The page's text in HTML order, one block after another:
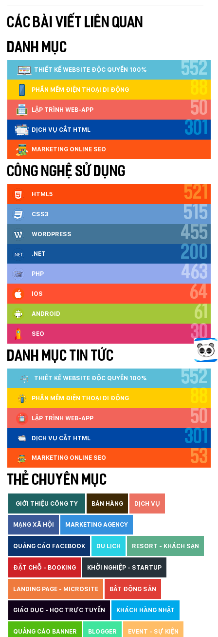
CÁC BÀI VIẾT LIÊN QUAN
DANH MỤC
THIẾT KẾ WEBSITE ĐỘC QUYỀN 100% 552
PHẦN MỀM ĐIỆN THOẠI DI ĐỘNG 88
LẬP TRÌNH WEB-APP 50
DỊCH VỤ CẮT HTML 301
MARKETING ONLINE SEO
CÔNG NGHỆ SỬ DỤNG
HTML5 521
CSS3 515
WORDPRESS 455
.NET 200
PHP 463
IOS 64
ANDROID 61
SEO 30
DANH MỤC TIN TỨC
THIẾT KẾ WEBSITE ĐỘC QUYỀN 100% 552
PHẦN MỀM ĐIỆN THOẠI DI ĐỘNG 88
LẬP TRÌNH WEB-APP 50
DỊCH VỤ CẮT HTML 301
MARKETING ONLINE SEO 53
THẺ CHUYÊN MỤC
GIỚI THIỆU CÔNG TY BÁN HÀNG DỊCH VỤ
MẠNG XÃ HỘI MARKETING AGENCY
QUẢNG CÁO FACEBOOK DU LỊCH RESORT - KHÁCH SẠN
ĐẶT CHỖ - BOOKING KHỞI NGHIỆP - STARTUP
LANDING PAGE - MICROSITE BẤT ĐỘNG SẢN
GIÁO DỤC - HỌC TRỰC TUYẾN KHÁCH HÀNG NHẬT
QUẢNG CÁO BANNER BLOGGER EVENT - SỰ KIỆN
Mobile:
Tài khoản đã đượcMona Mediacung cấp cho quý